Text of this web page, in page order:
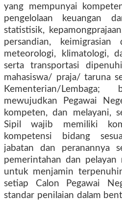
yang mempunyai
pengelolaan keuangan
statistisik,
persandian, keimigrasian
meteorologi, klimatologi,
serta transportasi
mahasiswa/ praja/ taruna
Kementerian/
mewujudkan Pegawai
kompeten, dan melayani,
Sipil wajib memiliki
kompetensi bidang
jabatan dan peranannya
pemerintahan dan pelayan
untuk menjamin
setiap Calon Pegawai
standar penilaian dalam